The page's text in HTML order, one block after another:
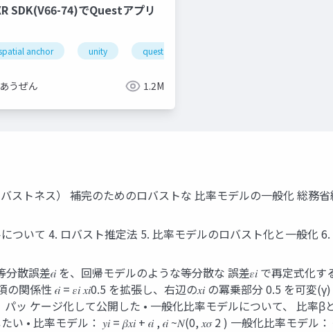
SDK(V66-74)でQuestアプリ
anchor unity quest pro
あうぜん 1.2M
ストネス） 補完のためのロバストな 比率モデルの一般化 総務
ついて 4. ロバスト推定法 5. 比率モデルのロバスト化と一般化
散誤差𝜖𝑖 を、回帰モデルのような等分散な 誤差𝜀𝑖 で再定式化
関係性 𝜖𝑖 = 𝜀𝑖 𝑥𝑖0.5 を拡張し、右辺の𝑥𝑖 の冪乗部分 0.5 を可変
ッ ケージ化して公開した • 一般化比率モデルについて、 比率
• 比率モデル： 𝑦𝑖 = 𝛽𝑥𝑖 + 𝜖𝑖 , 𝜖𝑖 ~𝑁(0, 𝑥𝜎 2 ) 一般化比率モデル： 𝛾